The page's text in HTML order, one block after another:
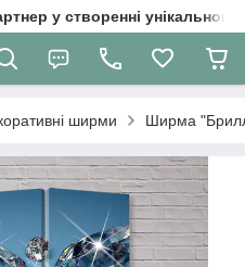
у створенні унікального
ширми Ширма